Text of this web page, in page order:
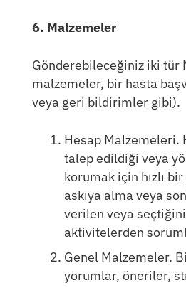
6. Malzemeler
Gönderebileceğiniz iki tür
malzemeler, bir hasta
veya geri bildirimler gibi).
Hesap Malzemeleri.
talep edildiği veya
korumak için hızlı
askıya alma veya
verilen veya
aktivitelerden
Genel Malzemeler.
yorumlar, öneriler,